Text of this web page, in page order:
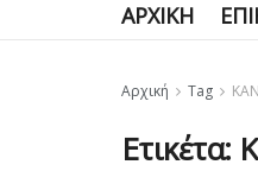
ΑΡΧΙΚΗ
Αρχική Tag
Ετικέτα: